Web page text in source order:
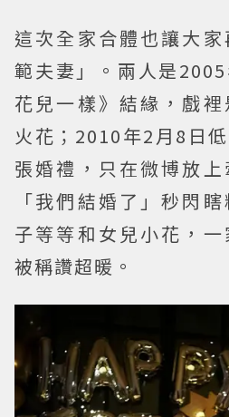
這次全家合體也讓大
範夫妻」。兩人是
花兒一樣》結緣，戲
火花；2010年2月8日
張婚禮，只在微博放
「我們結婚了」秒閃
子等等和女兒小花，
被稱讚超暖。